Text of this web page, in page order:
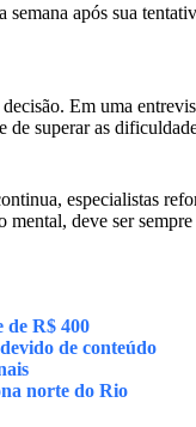
após sua
Em uma
superar as
especialistas
deve ser
de R$ 400
de conteúdo
norte do Rio